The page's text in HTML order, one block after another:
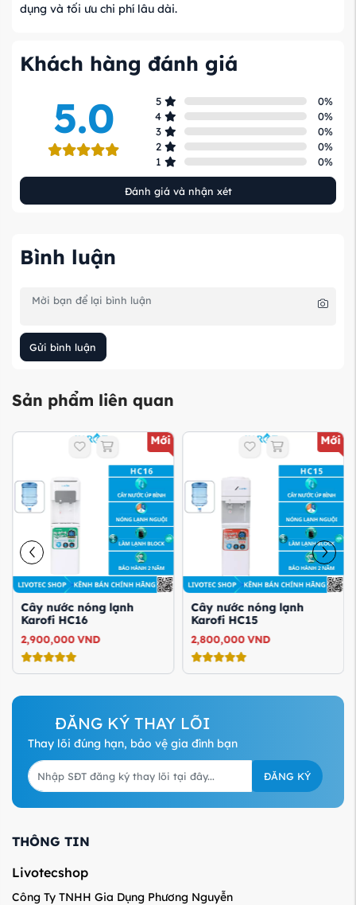
dụng và tối ưu chi phí lâu dài.
Khách hàng đánh giá
5.0 5 0%
4
0%
3
0%
2
0%
1
0%
Đánh giá và nhận xét
Bình luận
Gửi bình luận
Sản phẩm liên quan
Mới
Cây nước nóng lạnh
Karofi HC16
2,900,000VND
Mới
Cây nước nóng lạnh
Karofi HC15
2,800,000VND
ĐĂNG KÝ THAY LÕI
Thay lõi đúng hạn, bảo vệ gia đình bạn
ĐĂNG KÝ
THÔNG TIN
Livotecshop
Công Ty TNHH Gia Dụng Phương Nguyễn